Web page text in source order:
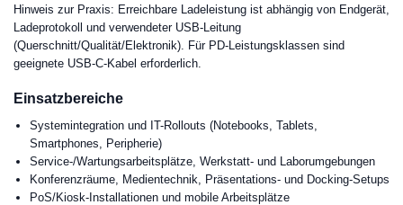
Hinweis zur Praxis: Erreichbare Ladeleistung ist abhängig von Endgerät,
Ladeprotokoll und verwendeter USB-Leitung
(Querschnitt/Qualität/Elektronik). Für PD-Leistungsklassen sind
geeignete USB-C-Kabel erforderlich.
Einsatzbereiche
Systemintegration und IT-Rollouts (Notebooks, Tablets,
Smartphones, Peripherie)
Service-/Wartungsarbeitsplätze, Werkstatt- und Laborumgebungen
Konferenzräume, Medientechnik, Präsentations- und Docking-Setups
PoS/Kiosk-Installationen und mobile Arbeitsplätze